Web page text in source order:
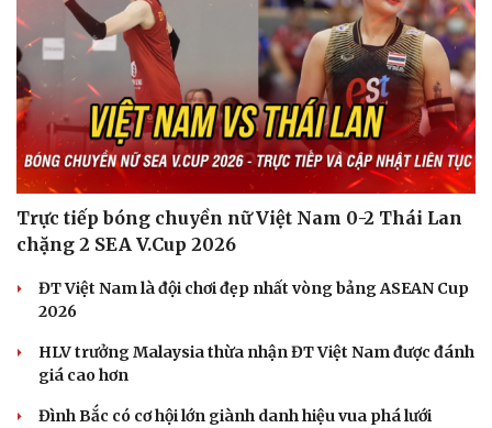
Du lịch
Podcast
Trực tiếp bóng chuyền nữ Việt Nam 0-2 Thái Lan
chặng 2 SEA V.Cup 2026
ĐT Việt Nam là đội chơi đẹp nhất vòng bảng ASEAN Cup
2026
HLV trưởng Malaysia thừa nhận ĐT Việt Nam được đánh
giá cao hơn
Đình Bắc có cơ hội lớn giành danh hiệu vua phá lưới